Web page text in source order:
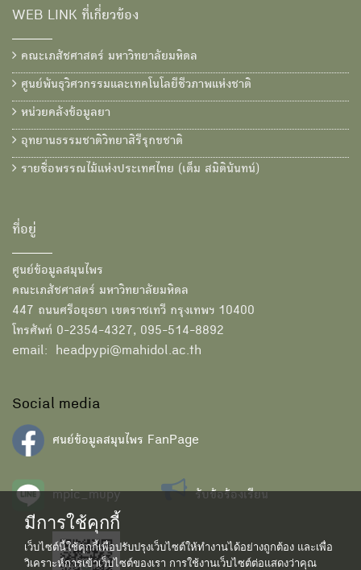
WEB LINK ที่เกี่ยวข้อง
คณะเภสัชศาสตร์ มหาวิทยาลัยมหิดล
ศูนย์พันธุวิศวกรรมและเทคโนโลยีชีวภาพแห่งชาติ
หน่วยคลังข้อมูลยา
อุทยานธรรมชาติวิทยาสิรีรุกขชาติ
รายชื่อพรรณไม้แห่งประเทศไทย (เต็ม สมิตินันทน์)
ที่อยู่
ศูนย์ข้อมูลสมุนไพร
คณะเภสัชศาสตร์ มหาวิทยาลัยมหิดล
447 ถนนศรีอยุธยา เขตราชเทวี กรุงเทพฯ 10400
โทรศัพท์ 0-2354-4327, 095-514-8892
email: headpypi@mahidol.ac.th
Social media
ศนย์ข้อมูลสมุนไพร FanPage
mpic_mupy รับข้อร้องเรียน
มีการใช้คุกกี้
เว็บไซต์นี้ใช้คุกกี้เพื่อปรับปรุงเว็บไซต์ให้ทำงานได้อย่างถูกต้อง และเพื่อ
วิเคราะห์การเข้าเว็บไซต์ของเรา การใช้งานเว็บไซต์ต่อแสดงว่าคุณ